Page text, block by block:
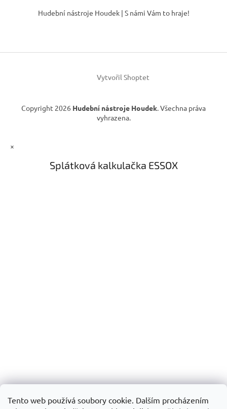
Tento web používá soubory cookie. Dalším procházením
í
Hudební nástroje Houdek | S námi Vám to hraje!
Vytvořil Shoptet
Copyright 2026 Hudební nástroje Houdek. Všechna práva
vyhrazena.
×
Splátková kalkulačka ESSOX